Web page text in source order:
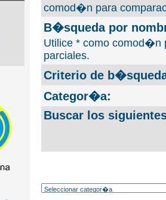
comod�n para
B�squeda por
Utilice * como comod�n
parciales.
Criterio de
Categor�a:
Buscar los